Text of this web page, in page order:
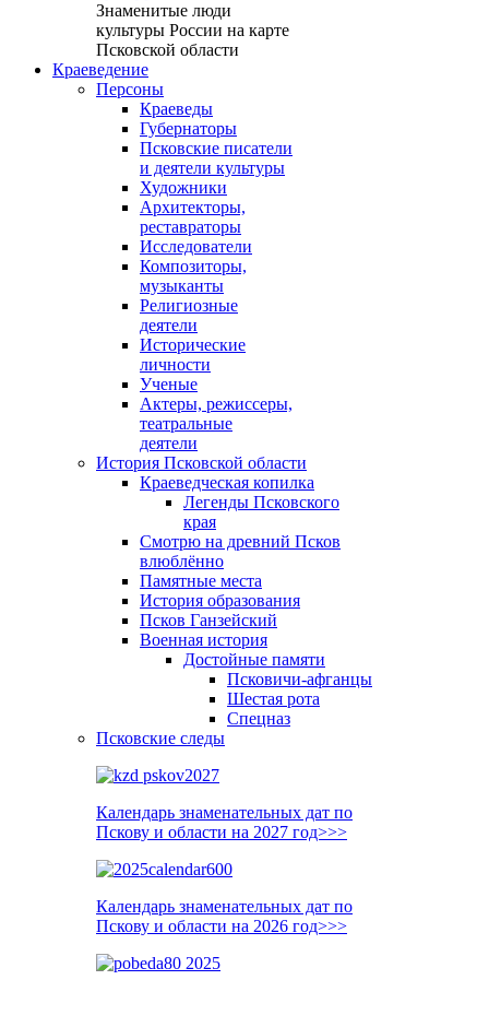
Знаменитые люди
культуры России на карте
Псковской области
Краеведение
Персоны
Краеведы
Губернаторы
Псковские писатели
и деятели культуры
Художники
Архитекторы,
реставраторы
Исследователи
Композиторы,
музыканты
Религиозные
деятели
Исторические
личности
Ученые
Актеры, режиссеры,
театральные
деятели
История Псковской области
Краеведческая копилка
Легенды Псковского
края
Смотрю на древний Псков
влюблённо
Памятные места
История образования
Псков Ганзейский
Военная история
Достойные памяти
Псковичи-афганцы
Шестая рота
Спецназ
Псковские следы
Календарь знаменательных дат по
Пскову и области на 2027 год>>>
Календарь знаменательных дат по
Пскову и области на 2026 год>>>